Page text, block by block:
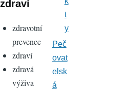
zdraví
zdravotní
prevence
zdraví
zdravá
výživa
t
y
Peč
ovat
elsk
á